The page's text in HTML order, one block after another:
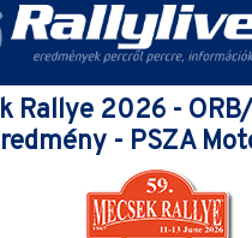
Rallye 2026 -
- PSZA